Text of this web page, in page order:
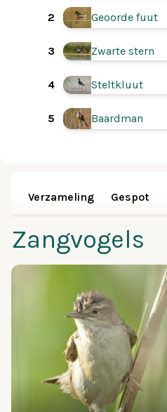
2 Geoorde fuut
3 Zwarte stern
4 Steltkluut
5 Baardman
Verzameling Gespot
Zangvogels